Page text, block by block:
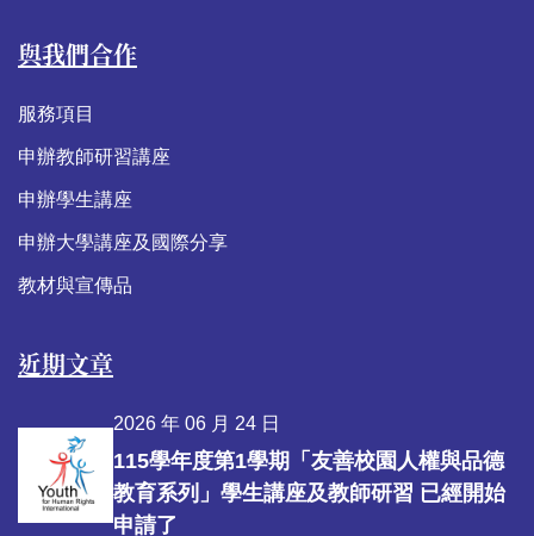
與我們合作
服務項目
申辦教師研習講座
申辦學生講座
申辦大學講座及國際分享
教材與宣傳品
近期文章
2026 年 06 月 24 日
115學年度第1學期「友善校園人權與品德
教育系列」學生講座及教師研習 已經開始
申請了